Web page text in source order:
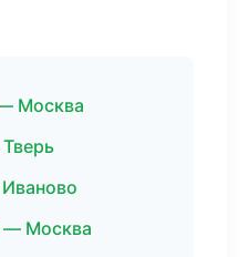
Москва
— Москва